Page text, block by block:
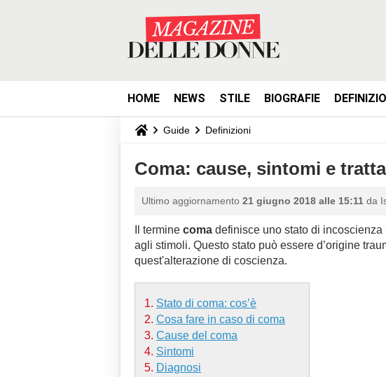
HOME NEWS STILE BIOGRAFIE
Guide Definizioni
Coma: cause, sintomi e
Ultimo aggiornamento 21 giugno 2018 alle 15:11 da
Il termine coma definisce uno stato di
agli stimoli. Questo stato può essere d’origine
quest'alterazione di coscienza.
Stato di coma: cos’è
Cosa fare in caso di coma
Cause del coma
Sintomi
Diagnosi